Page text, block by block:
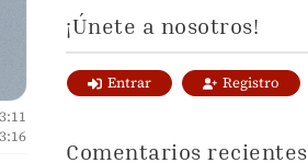
¡Únete a nosotros!
Entrar Registro
Comentarios recientes